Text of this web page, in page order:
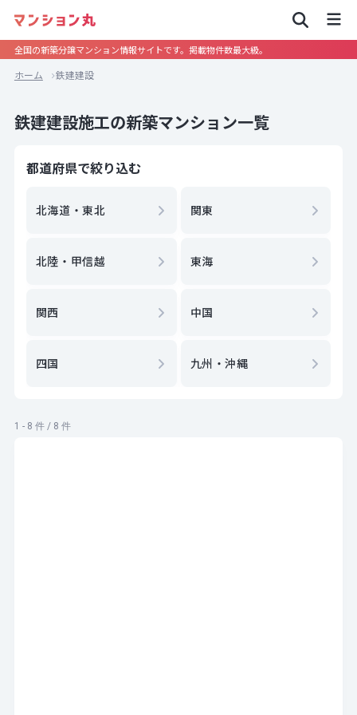
全国の新築分譲マンション情報サイトです。掲載物件数最大級。
ホーム 鉄建建設
鉄建建設施工の新築マンション一覧
都道府県で絞り込む
北海道・東北 関東
北陸・甲信越 東海
関西 中国
四国 九州・沖縄
1 - 8 件 / 8 件